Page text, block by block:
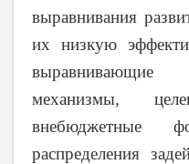
выравнивания
их низкую
механизмы,
внебюджетные
распределения